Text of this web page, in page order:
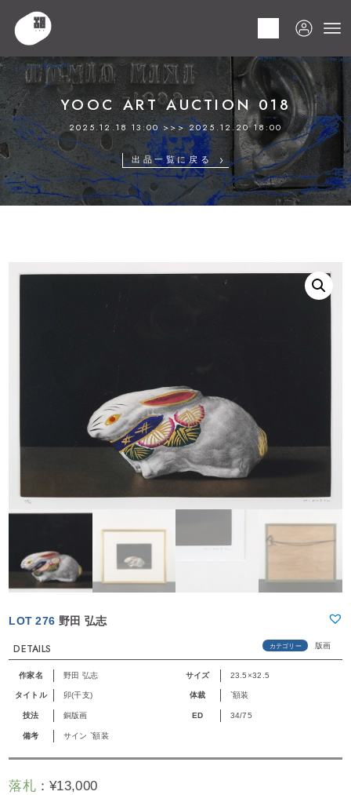
HOME
YOOC ART AUCTION 018
2025.12.18 13:00 >>> 2025.12.20 18:00
出品一覧に戻る
LOT 276 野田 弘志
DETAILS カテゴリー 版画
作家名 野田 弘志 サイズ 23.5×32.5
タイトル 卯(干支) 体裁 `額装
技法 銅版画 ED 34/75
備考 サイン `額装
落札：¥13,000